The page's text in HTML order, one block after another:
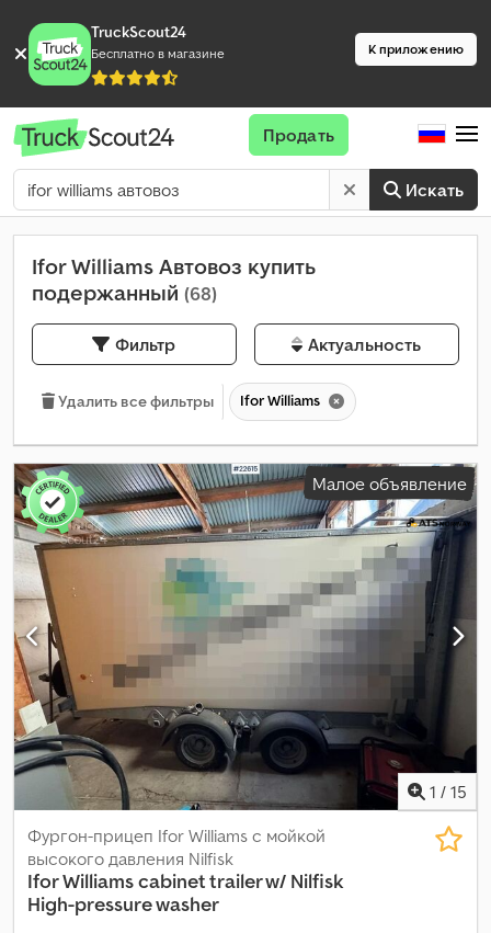
TruckScout24
Бесплатно в магазине К приложению
Искать
Продать
Ifor Williams Автовоз купить
подержанный (68)
Фильтр Актуальность
Удалить все фильтры Ifor Williams
Малое объявление
1 / 15
Фургон-прицеп Ifor Williams с мойкой
высокого давления Nilfisk
Ifor Williamscabinet trailer w/ Nilfisk
High-pressure washer